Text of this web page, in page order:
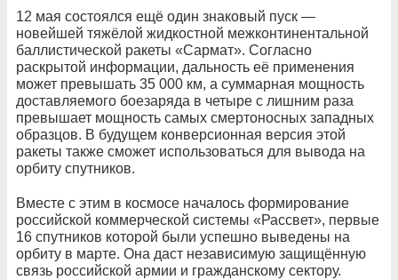
12 мая состоялся ещё один знаковый пуск —
новейшей тяжёлой жидкостной межконтинентальной
баллистической ракеты «Сармат». Согласно
раскрытой информации, дальность её применения
может превышать 35 000 км, а суммарная мощность
доставляемого боезаряда в четыре с лишним раза
превышает мощность самых смертоносных западных
образцов. В будущем конверсионная версия этой
ракеты также сможет использоваться для вывода на
орбиту спутников.
Вместе с этим в космосе началось формирование
российской коммерческой системы «Рассвет», первые
16 спутников которой были успешно выведены на
орбиту в марте. Она даст независимую защищённую
связь российской армии и гражданскому сектору.